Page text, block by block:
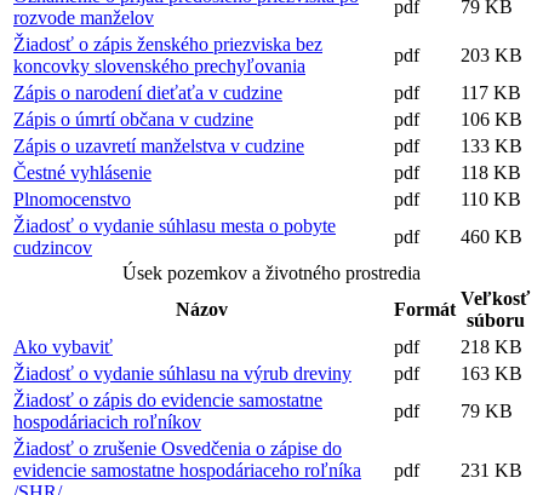
rozvode manželov
pdf
79 KB
Žiadosť o zápis ženského priezviska bez
koncovky slovenského prechyľovania
pdf
203 KB
Zápis o narodení dieťaťa v cudzine
pdf
117 KB
Zápis o úmrtí občana v cudzine
pdf
106 KB
Zápis o uzavretí manželstva v cudzine
pdf
133 KB
Čestné vyhlásenie
pdf
118 KB
Plnomocenstvo
pdf
110 KB
Žiadosť o vydanie súhlasu mesta o pobyte
cudzincov
pdf
460 KB
Úsek pozemkov a životného prostredia
Názov
Formát
Veľkosť
súboru
Ako vybaviť
pdf
218 KB
Žiadosť o vydanie súhlasu na výrub dreviny
pdf
163 KB
Žiadosť o zápis do evidencie samostatne
hospodáriacich roľníkov
pdf
79 KB
Žiadosť o zrušenie Osvedčenia o zápise do
evidencie samostatne hospodáriaceho roľníka
pdf 231 KB